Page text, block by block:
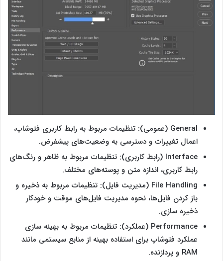
General (عمومی): تنظیمات مربوط به رابط کاربری فتوشاپ،
اعمال تغییرات و دسترسی به وضعیت‌های پیشفرض.
Interface (رابط کاربری): تنظیمات مربوط به ظاهر و رنگ‌های
رابط کاربری، اندازه متن و پوسته‌های مختلف.
File Handling (مدیریت فایل): تنظیمات مربوط به ذخیره و
باز کردن فایل‌ها، نحوه مدیریت فایل‌های موقت و خودکار
ذخیره سازی.
Performance (عملکرد): تنظیمات مربوط به بهینه‌ سازی
عملکرد فتوشاپ برای استفاده بهینه از منابع سیستمی مانند
RAM و پردازنده.